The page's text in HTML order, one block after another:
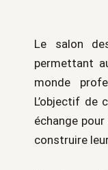
Le salon
permettant
monde
L’objectif de
échange
construire